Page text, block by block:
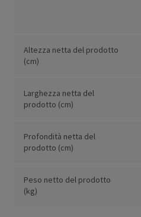
Altezza netta del prodotto
(cm)
Larghezza netta del
prodotto (cm)
Profondità netta del
prodotto (cm)
Peso netto del prodotto
(kg)